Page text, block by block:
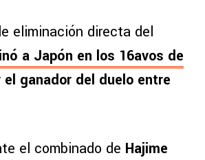
eliminación directa del
a Japón en los 16avos de
ganador del duelo entre
el combinado de Hajime